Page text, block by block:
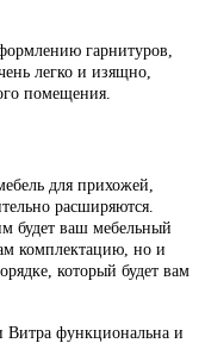
гарнитуров,
легко и изящно,
помещения.
для прихожей,
расширяются.
будет ваш мебельный
комплектацию, но и
который будет вам
Витра функциональна и